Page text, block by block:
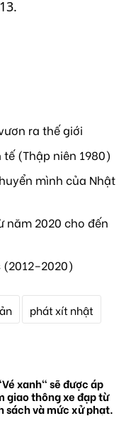
ra thế giới
(Thập niên 1980)
mình của Nhật
năm 2020 cho đến
phát xít nhật
xanh" sẽ được áp
giao thông xe đạp từ
sách và mức xử phạt.